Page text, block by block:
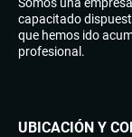
capacitado
que hemos ido
profesional.
UBICACIÓN Y